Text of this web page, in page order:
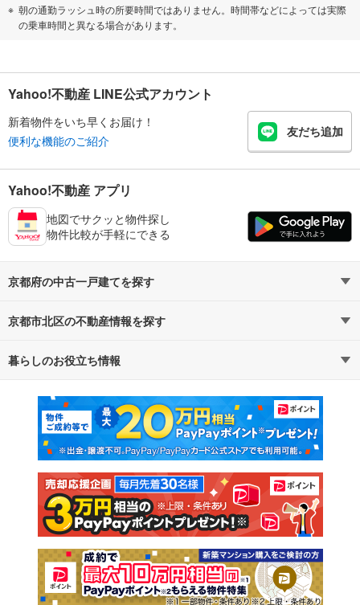
朝の通勤ラッシュ時の所要時間ではありません。時間帯などによっては実際
の乗車時間と異なる場合があります。
Yahoo!不動産 LINE公式アカウント
新着物件をいち早くお届け！
便利な機能のご紹介
友だち追加
Yahoo!不動産 アプリ
地図でサクッと物件探し
物件比較が手軽にできる
京都府の中古一戸建てを探す
路線・駅から探す
通勤・通学時間から探す
京都市北区の不動産情報を探す
不動産・住宅
新築マンション 中古マンション
新築一戸建て 中古一戸建て
注文住宅 土地
売却査定
暮らしのお役立ち情報
マンションカタログ 教えて！住まいの先生